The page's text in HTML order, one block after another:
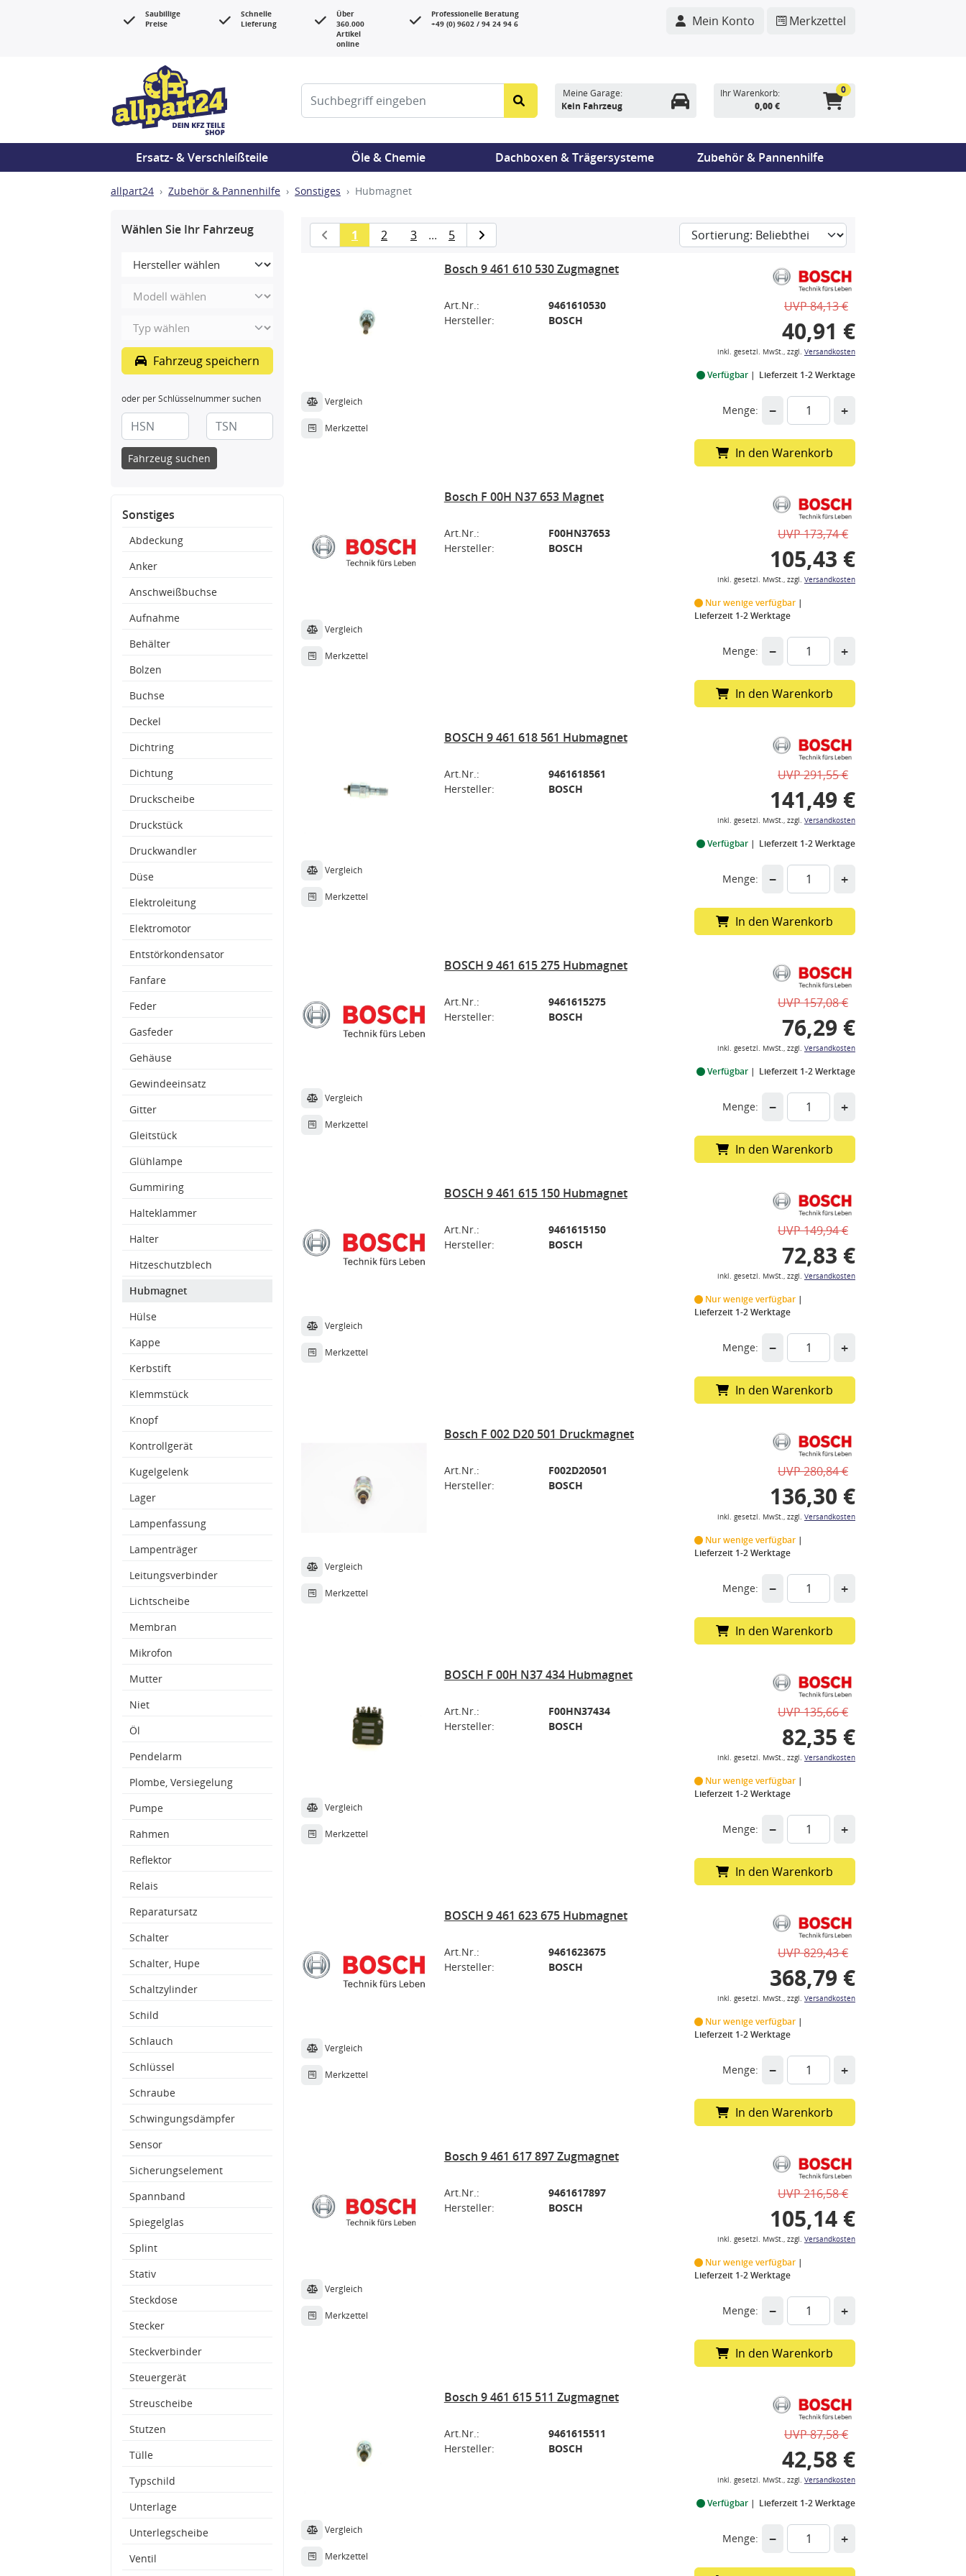
Saubillige
Preise
Schnelle
Lieferung
Über
360.000
Artikel
online
Professionelle Beratung
+49 (0) 9602 / 94 24 94 6
Mein Konto Merkzettel
Meine Garage:
Kein Fahrzeug
Ihr Warenkorb:
0,00 €
0
Ersatz- & Verschleißteile Öle & Chemie Dachboxen & Trägersysteme Zubehör & Pannenhilfe
allpart24 Zubehör & Pannenhilfe Sonstiges Hubmagnet
Wählen Sie Ihr Fahrzeug
Fahrzeug speichern
oder per Schlüsselnummer suchen
Fahrzeug suchen
Sonstiges
Abdeckung
Anker
Anschweißbuchse
Aufnahme
Behälter
Bolzen
Buchse
Deckel
Dichtring
Dichtung
Druckscheibe
Druckstück
Druckwandler
Düse
Elektroleitung
Elektromotor
Entstörkondensator
Fanfare
Feder
Gasfeder
Gehäuse
Gewindeeinsatz
Gitter
Gleitstück
Glühlampe
Gummiring
Halteklammer
Halter
Hitzeschutzblech
Hubmagnet
Hülse
Kappe
Kerbstift
Klemmstück
Knopf
Kontrollgerät
Kugelgelenk
Lager
Lampenfassung
Lampenträger
Leitungsverbinder
Lichtscheibe
Membran
Mikrofon
Mutter
Niet
Öl
Pendelarm
Plombe, Versiegelung
Pumpe
Rahmen
Reflektor
Relais
Reparatursatz
Schalter
Schalter, Hupe
Schaltzylinder
Schild
Schlauch
Schlüssel
Schraube
Schwingungsdämpfer
Sensor
Sicherungselement
Spannband
Spiegelglas
Splint
Stativ
Steckdose
Stecker
Steckverbinder
Steuergerät
Streuscheibe
Stutzen
Tülle
Typschild
Unterlage
Unterlegscheibe
Ventil
1 2 3 ... 5
Vergleich
Merkzettel
Bosch 9 461 610 530 Zugmagnet
Art.Nr.:
9461610530
Hersteller:
BOSCH
UVP 84,13 €
40,91 €
inkl. gesetzl. MwSt., zzgl. Versandkosten
Verfügbar Lieferzeit 1-2 Werktage
Menge: − +
In den Warenkorb
Vergleich
Merkzettel
Bosch F 00H N37 653 Magnet
Art.Nr.:
F00HN37653
Hersteller:
BOSCH
UVP 173,74 €
105,43 €
inkl. gesetzl. MwSt., zzgl. Versandkosten
Nur wenige verfügbar
Lieferzeit 1-2 Werktage
Menge: − +
In den Warenkorb
Vergleich
Merkzettel
BOSCH 9 461 618 561 Hubmagnet
Art.Nr.:
9461618561
Hersteller:
BOSCH
UVP 291,55 €
141,49 €
inkl. gesetzl. MwSt., zzgl. Versandkosten
Verfügbar Lieferzeit 1-2 Werktage
Menge: − +
In den Warenkorb
Vergleich
Merkzettel
BOSCH 9 461 615 275 Hubmagnet
Art.Nr.:
9461615275
Hersteller:
BOSCH
UVP 157,08 €
76,29 €
inkl. gesetzl. MwSt., zzgl. Versandkosten
Verfügbar Lieferzeit 1-2 Werktage
Menge: − +
In den Warenkorb
Vergleich
Merkzettel
BOSCH 9 461 615 150 Hubmagnet
Art.Nr.:
9461615150
Hersteller:
BOSCH
UVP 149,94 €
72,83 €
inkl. gesetzl. MwSt., zzgl. Versandkosten
Nur wenige verfügbar
Lieferzeit 1-2 Werktage
Menge: − +
In den Warenkorb
Vergleich
Merkzettel
Bosch F 002 D20 501 Druckmagnet
Art.Nr.:
F002D20501
Hersteller:
BOSCH
UVP 280,84 €
136,30 €
inkl. gesetzl. MwSt., zzgl. Versandkosten
Nur wenige verfügbar
Lieferzeit 1-2 Werktage
Menge: − +
In den Warenkorb
Vergleich
Merkzettel
BOSCH F 00H N37 434 Hubmagnet
Art.Nr.:
F00HN37434
Hersteller:
BOSCH
UVP 135,66 €
82,35 €
inkl. gesetzl. MwSt., zzgl. Versandkosten
Nur wenige verfügbar
Lieferzeit 1-2 Werktage
Menge: − +
In den Warenkorb
Vergleich
Merkzettel
BOSCH 9 461 623 675 Hubmagnet
Art.Nr.:
9461623675
Hersteller:
BOSCH
UVP 829,43 €
368,79 €
inkl. gesetzl. MwSt., zzgl. Versandkosten
Nur wenige verfügbar
Lieferzeit 1-2 Werktage
Menge: − +
In den Warenkorb
Vergleich
Merkzettel
Bosch 9 461 617 897 Zugmagnet
Art.Nr.:
9461617897
Hersteller:
BOSCH
UVP 216,58 €
105,14 €
inkl. gesetzl. MwSt., zzgl. Versandkosten
Nur wenige verfügbar
Lieferzeit 1-2 Werktage
Menge: − +
In den Warenkorb
Vergleich
Merkzettel
Bosch 9 461 615 511 Zugmagnet
Art.Nr.:
9461615511
Hersteller:
BOSCH
UVP 87,58 €
42,58 €
inkl. gesetzl. MwSt., zzgl. Versandkosten
Verfügbar Lieferzeit 1-2 Werktage
Menge: − +